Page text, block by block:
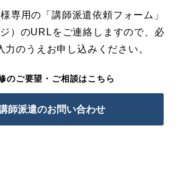
専用の「講師派遣依頼フォーム」
ジ）のURLをご連絡しますので、必
力のうえお申し込みください。
のご要望・ご相談はこちら
師派遣のお問い合わせ